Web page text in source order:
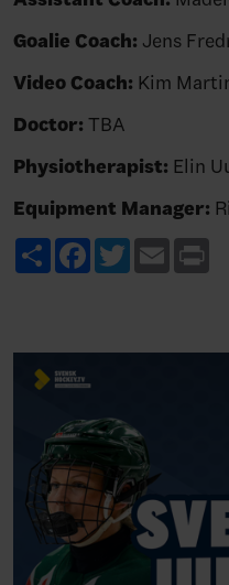
Goalie Coach: Jens
Video Coach: Kim
Doctor: TBA
Physiotherapist: Elin
Equipment Manager:
ShareFacebook
TwitterEmail